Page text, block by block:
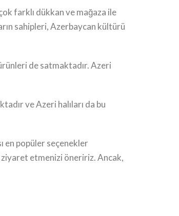
farklı dükkan ve mağaza ile
sahipleri, Azerbaycan kültürü
ürünleri de satmaktadır. Azeri
ve Azeri halıları da bu
en popüler seçenekler
etmenizi öneririz. Ancak,